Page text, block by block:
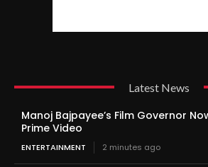
Latest News
Manoj Bajpayee’s Film Governor
Prime Video
ENTERTAINMENT 2 minutes ago